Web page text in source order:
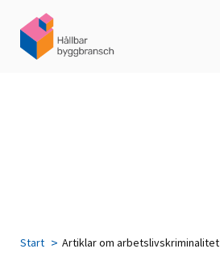
Start Artiklar om arbetslivskriminalitet